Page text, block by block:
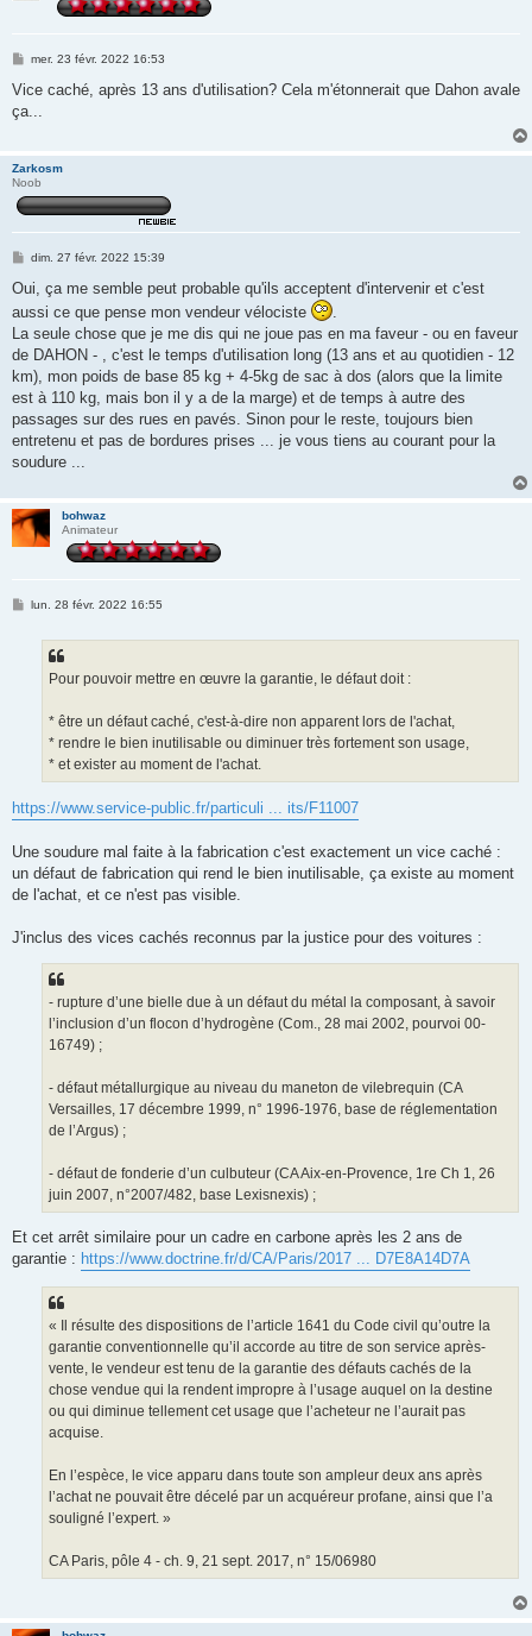
M
s
a
mer. 23 févr. 2022 16:53
Vice caché, après 13 ans d'utilisation? Cela m'étonnerait que Dahon avale
ça...
Zarkosm
Noob
M
s
a
e
dim. 27 févr. 2022 15:39
Oui, ça me semble peut probable qu'ils acceptent d'intervenir et c'est
aussi ce que pense mon vendeur vélociste
.
La seule chose que je me dis qui ne joue pas en ma faveur - ou en faveur
de DAHON - , c'est le temps d'utilisation long (13 ans et au quotidien - 12
km), mon poids de base 85 kg + 4-5kg de sac à dos (alors que la limite
est à 110 kg, mais bon il y a de la marge) et de temps à autre des
passages sur des rues en pavés. Sinon pour le reste, toujours bien
entretenu et pas de bordures prises ... je vous tiens au courant pour la
soudure ...
bohwaz
Animateur
Mlun. 28 févr. 2022 16:55
Pour pouvoir mettre en œuvre la garantie, le défaut doit :
* être un défaut caché, c'est-à-dire non apparent lors de l'achat,
* rendre le bien inutilisable ou diminuer très fortement son usage,
* et exister au moment de l'achat.
https://www.service-public.fr/particuli ... its/F11007
Une soudure mal faite à la fabrication c'est exactement un vice caché :
un défaut de fabrication qui rend le bien inutilisable, ça existe au moment
de l'achat, et ce n'est pas visible.
J'inclus des vices cachés reconnus par la justice pour des voitures :
- rupture d’une bielle due à un défaut du métal la composant, à savoir
l’inclusion d’un flocon d’hydrogène (Com., 28 mai 2002, pourvoi 00-
16749) ;
- défaut métallurgique au niveau du maneton de vilebrequin (CA
Versailles, 17 décembre 1999, n° 1996-1976, base de réglementation
de l’Argus) ;
- défaut de fonderie d’un culbuteur (CA Aix-en-Provence, 1re Ch 1, 26
juin 2007, n°2007/482, base Lexisnexis) ;
Et cet arrêt similaire pour un cadre en carbone après les 2 ans de
garantie : https://www.doctrine.fr/d/CA/Paris/2017 ... D7E8A14D7A
« Il résulte des dispositions de l’article 1641 du Code civil qu’outre la
garantie conventionnelle qu’il accorde au titre de son service après-
vente, le vendeur est tenu de la garantie des défauts cachés de la
chose vendue qui la rendent impropre à l’usage auquel on la destine
ou qui diminue tellement cet usage que l’acheteur ne l’aurait pas
acquise.
En l’espèce, le vice apparu dans toute son ampleur deux ans après
l’achat ne pouvait être décelé par un acquéreur profane, ainsi que l’a
souligné l’expert. »
CA Paris, pôle 4 - ch. 9, 21 sept. 2017, n° 15/06980